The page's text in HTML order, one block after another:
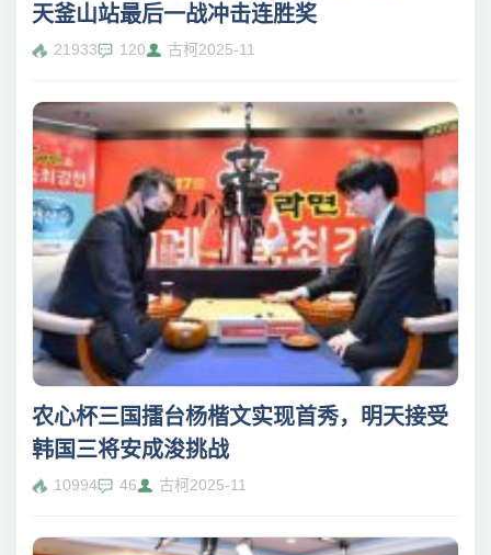
天釜山站最后一战冲击连胜奖
21933 120 古柯2025-11
农心杯三国擂台杨楷文实现首秀，明天接受
韩国三将安成浚挑战
10994 46 古柯2025-11